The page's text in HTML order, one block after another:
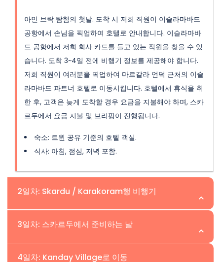
아민 브락 탐험의 첫날. 도착 시 저희 직원이 이슬라마바드
공항에서 손님을 픽업하여 호텔로 안내합니다. 이슬라마바
드 공항에서 저희 회사 카드를 들고 있는 직원을 찾을 수 있
습니다. 도착 3~4일 전에 비행기 정보를 제공해야 합니다.
저희 직원이 여러분을 픽업하여 마르갈라 언덕 근처의 이슬
라마바드 파트너 호텔로 이동시킵니다. 호텔에서 휴식을 취
한 후, 고객은 늦게 도착할 경우 요금을 지불해야 하며, 스카
르두에서 요금 지불 및 브리핑이 진행됩니다.
숙소: 트윈 공유 기준의 호텔 객실.
식사: 아침, 점심, 저녁 포함.
2일차: Skardu / Karakoram행 비행기
위치:Skardu | 고도:
3일차: 스카르두에서 준비하는 날
위치:Skardu | 고도:
4일차: Kanday Village로 이동